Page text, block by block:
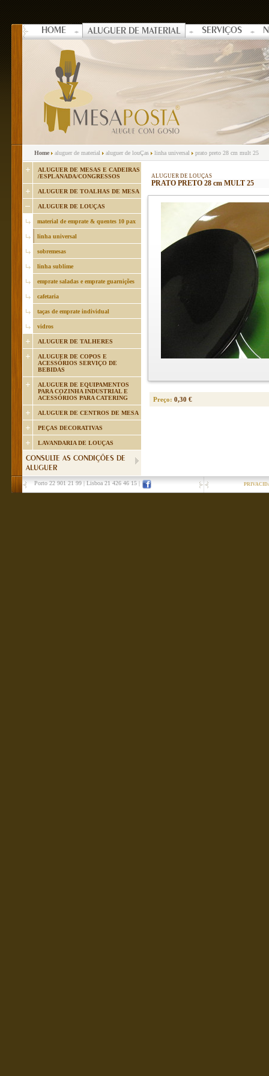
HOME ALUGUER DE MATERIAL SERVIÇOS
Home aluguer de material aluguer de louÇas linha universal prato preto 28 cm mult 25
ALUGUER DE MESAS E CADEIRAS
/ESPLANADA/CONGRESSOS
ALUGUER DE TOALHAS DE MESA
ALUGUER DE LOUÇAS
material de emprate & quentes 10 pax
linha universal
sobremesas
linha sublime
emprate saladas e emprate guarnições
cafetaria
taças de emprate individual
vidros
ALUGUER DE TALHERES
ALUGUER DE COPOS E
ACESSÓRIOS SERVIÇO DE
BEBIDAS
ALUGUER DE EQUIPAMENTOS
PARA COZINHA INDUSTRIAL E
ACESSÓRIOS PARA CATERING
ALUGUER DE CENTROS DE MESA
PEÇAS DECORATIVAS
LAVANDARIA DE LOUÇAS
CONSULTE AS CONDIÇÕES DE
ALUGUER
ALUGUER DE LOUÇAS
PRATO PRETO 28 cm MULT 25
Preço: 0,30 €
Porto 22 901 21 99 Lisboa 21 426 46 15